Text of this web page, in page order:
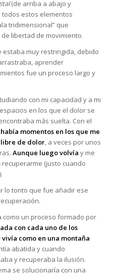
(de arriba a abajo y
todos estos elementos
tridimensional” que
libertad de movimiento.
estaba muy restringida, debido
aprender
fue un proceso largo y
con mi capacidad y a mi
en los que el dolor se
más suelta. Con el
había momentos en los que me
de dolor, a veces por unos
Aunque luego volvía y me
(justo cuando
lo tonto que fue añadir ese
como un proceso formado por
con cada uno de los
como en una montaña
abatida y cuando
y recuperaba la ilusión.
se solucionaría con una